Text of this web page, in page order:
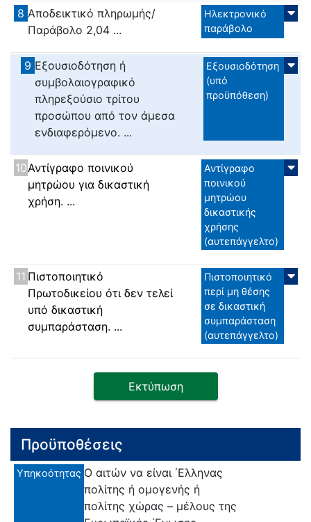
8 Αποδεικτικό πληρωμής/
Παράβολο 2,04 ...
Ηλεκτρονικό
παράβολο
9 Εξουσιοδότηση ή
συμβολαιογραφικό
πληρεξούσιο τρίτου
προσώπου από τον άμεσα
ενδιαφερόμενο. ...
Εξουσιοδότηση
(υπό
προϋπόθεση)
10Αντίγραφο ποινικού
μητρώου για δικαστική
χρήση. ...
Αντίγραφο
ποινικού
μητρώου
δικαστικής
χρήσης
(αυτεπάγγελτο)
11 Πιστοποιητικό
Πρωτοδικείου ότι δεν τελεί
υπό δικαστική
συμπαράσταση. ...
Πιστοποιητικό
περί μη θέσης
σε δικαστική
συμπαράσταση
(αυτεπάγγελτο)
Εκτύπωση
Προϋποθέσεις
Υπηκοότητας Ο αιτών να είναι ΄Ελληνας
πολίτης ή ομογενής ή
πολίτης χώρας – μέλους της